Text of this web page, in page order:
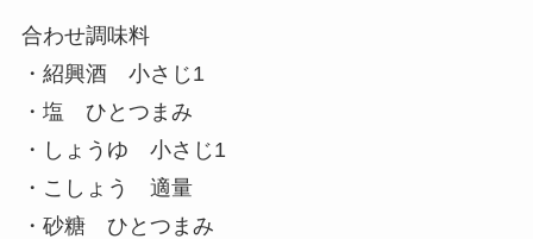
合わせ調味料
・紹興酒 小さじ1
・塩 ひとつまみ
・しょうゆ 小さじ1
・こしょう 適量
・砂糖 ひとつまみ